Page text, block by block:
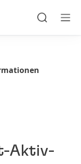
Aktiv-